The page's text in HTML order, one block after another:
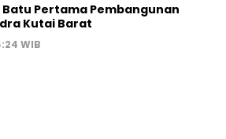
Batu Pertama Pembangunan
Kutai Barat
WIB